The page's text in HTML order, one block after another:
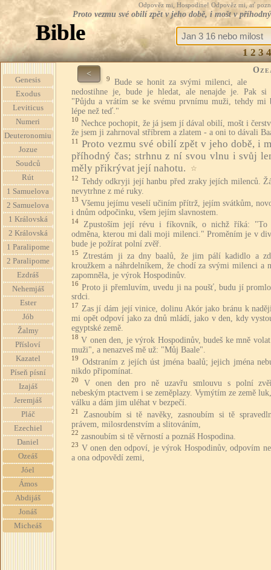
Odpověz mi, Hospodine! Odpověz mi, ať
Proto vezmu své obilí zpět v jeho době, i mošt v
Bible
1 2 3 4
Genesis
Exodus
Leviticus
Numeri
Deuteronomiu
Jozue
Soudců
Rút
1 Samuelova
2 Samuelova
1 Královská
2 Královská
1 Paralipome
2 Paralipome
Ezdráš
Nehemjáš
Ester
Jób
Žalmy
Přísloví
Kazatel
Píseň písní
Izajáš
Jeremjáš
Pláč
Ezechiel
Daniel
Ozeáš
Jóel
Ámos
Abdijáš
Jonáš
Micheáš
<
9
Bude se honit za svými milenci, ale
nedostihne je, bude je hledat, ale nenajde je. Pak si
"Půjdu a vrátím se ke svému prvnímu muži, tehdy mi
lépe než teď."
10 Nechce pochopit, že já jsem jí dával obilí, mošt i
že jsem ji zahrnoval stříbrem a zlatem - a oni to dávali
11
Proto vezmu své obilí zpět v jeho době, i
příhodný čas; strhnu z ní svou vlnu i svůj
měly přikrývat její nahotu.
☆
12 Tehdy odkryji její hanbu před zraky jejích milenců.
nevytrhne z mé ruky.
13 Všemu jejímu veselí učiním přítrž, jejím svátkům,
i dnům odpočinku, všem jejím slavnostem.
14
Zpustoším její révu i fíkovník, o nichž říká: "To
odměna, kterou mi dali moji milenci." Proměním je v
bude je požírat polní zvěř.
15
Ztrestám ji za dny baalů, že jim pálí kadidlo a
kroužkem a náhrdelníkem, že chodí za svými milenci a
zapomněla, je výrok Hospodinův.
16 Proto ji přemluvím, uvedu ji na poušť, budu jí
srdci.
17 Zas jí dám její vinice, dolinu Akór jako bránu k
mi opět odpoví jako za dnů mládí, jako v den, kdy
egyptské země.
18 V onen den, je výrok Hospodinův, budeš ke mně
muži", a nenazveš mě už: "Můj Baale".
19 Odstraním z jejích úst jména baalů; jejich jména
nikdo připomínat.
20
V onen den pro ně uzavřu smlouvu s polní
nebeským ptactvem i se zeměplazy. Vymýtím ze země
válku a dám jim uléhat v bezpečí.
21
Zasnoubím si tě navěky, zasnoubím si tě
právem, milosrdenstvím a slitováním,
22 zasnoubím si tě věrností a poznáš Hospodina.
23 V onen den odpoví, je výrok Hospodinův, odpovím
a ona odpovědí zemi,